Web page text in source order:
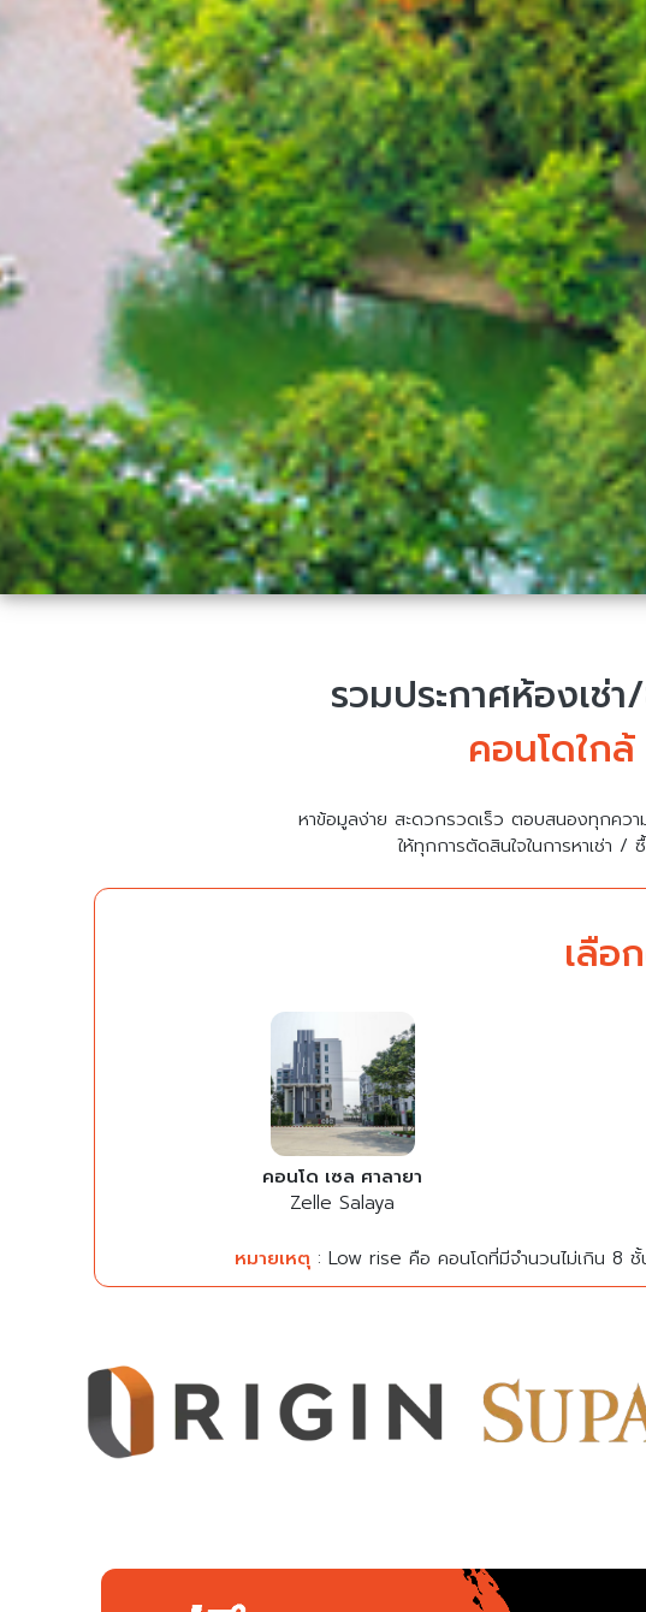
รวมประกาศห้องเช่
คอนโดใก
หาข้อมูลง่าย สะดวกรวดเร็ว ตอบสนองทุกคว
ให้ทุกการตัดสินใจในการหาเช่า
เลือ
คอนโด เซล ศาลายา
Zelle Salaya
หมายเหตุ : Low rise คือ คอนโดที่มีจำนวนไม่เกิน 8 ชั้